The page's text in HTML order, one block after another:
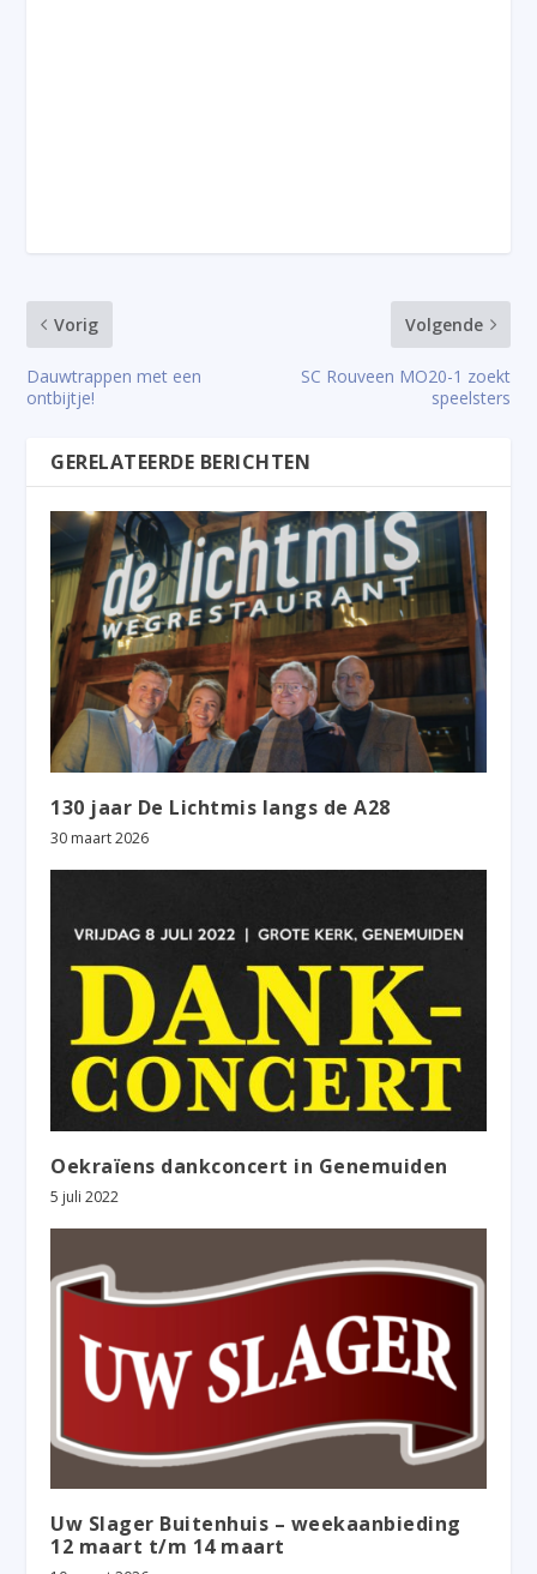
Vorig
Dauwtrappen met een
ontbijtje!
Volgende
SC Rouveen MO20-1 zoekt
speelsters
GERELATEERDE BERICHTEN
130 jaar De Lichtmis langs de A28
30 maart 2026
Oekraïens dankconcert in Genemuiden
5 juli 2022
Uw Slager Buitenhuis – weekaanbieding
12 maart t/m 14 maart